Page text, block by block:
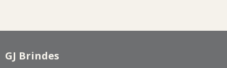
GJ Brindes